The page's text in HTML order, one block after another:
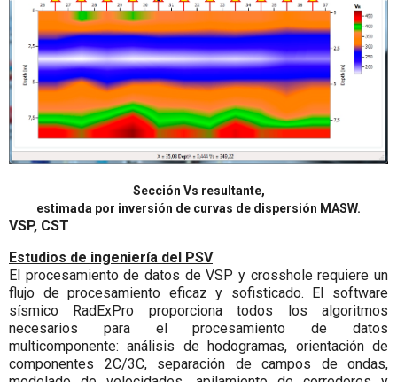
Sección Vs resultante,
estimada por inversión de curvas de dispersión MASW.
VSP, CST
Estudios de ingeniería del PSV
El procesamiento de datos de VSP y crosshole requiere un
flujo de procesamiento eficaz y sofisticado. El software
sísmico RadExPro proporciona todos los algoritmos
necesarios para el procesamiento de datos
multicomponente: análisis de hodogramas, orientación de
componentes 2C/3C, separación de campos de ondas,